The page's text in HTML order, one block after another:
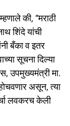
की, “मराठी
शिंदे यांची
बँका व इतर
सूचना दिल्या
उपमुख्यमंत्री मा.
असून, त्या
लवकरच केली